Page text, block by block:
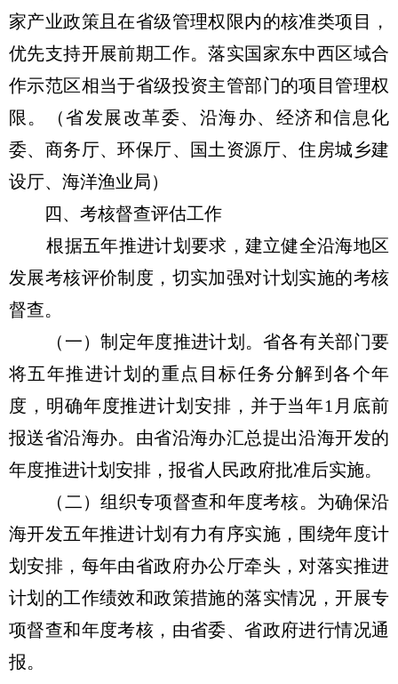
家产业政策且在省级管理权限内的核准类项目，
优先支持开展前期工作。落实国家东中西区域合
作示范区相当于省级投资主管部门的项目管理权
限。（省发展改革委、沿海办、经济和信息化
委、商务厅、环保厅、国土资源厅、住房城乡建
设厅、海洋渔业局）
四、考核督查评估工作
根据五年推进计划要求，建立健全沿海地区
发展考核评价制度，切实加强对计划实施的考核
督查。
（一）制定年度推进计划。省各有关部门要
将五年推进计划的重点目标任务分解到各个年
度，明确年度推进计划安排，并于当年1月底前
报送省沿海办。由省沿海办汇总提出沿海开发的
年度推进计划安排，报省人民政府批准后实施。
（二）组织专项督查和年度考核。为确保沿
海开发五年推进计划有力有序实施，围绕年度计
划安排，每年由省政府办公厅牵头，对落实推进
计划的工作绩效和政策措施的落实情况，开展专
项督查和年度考核，由省委、省政府进行情况通
报。